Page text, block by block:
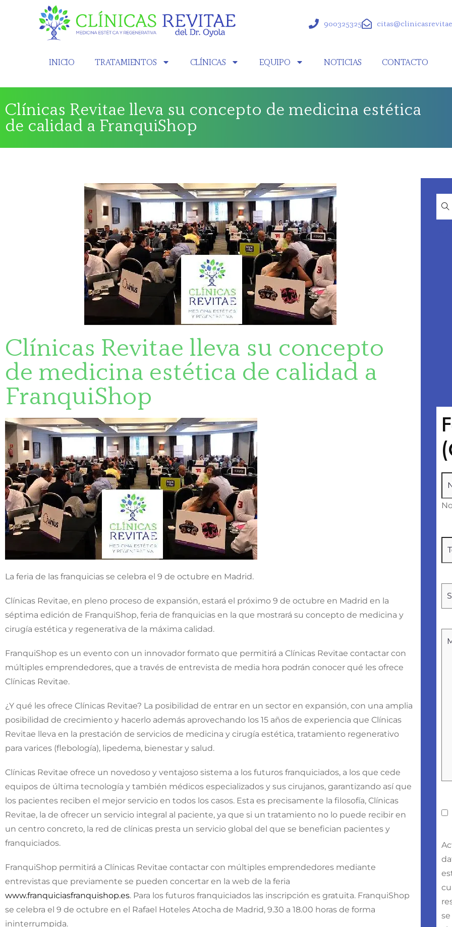
900325325
INICIO TRATAMIENTOS CLÍNICAS EQUIPO NOTICIAS CONTACTO
Clínicas Revitae lleva su concepto de medicina estética
de calidad a FranquiShop
Clínicas Revitae lleva su concepto
de medicina estética de calidad a
FranquiShop
La feria de las franquicias se celebra el 9 de octubre en Madrid.
Clínicas Revitae, en pleno proceso de expansión, estará el próximo 9 de octubre en Madrid en la
séptima edición de FranquiShop, feria de franquicias en la que mostrará su concepto de medicina y
cirugía estética y regenerativa de la máxima calidad.
FranquiShop es un evento con un innovador formato que permitirá a Clínicas Revitae contactar con
múltiples emprendedores, que a través de entrevista de media hora podrán conocer qué les ofrece
Clínicas Revitae.
¿Y qué les ofrece Clínicas Revitae? La posibilidad de entrar en un sector en expansión, con una amplia
posibilidad de crecimiento y hacerlo además aprovechando los 15 años de experiencia que Clínicas
Revitae lleva en la prestación de servicios de medicina y cirugía estética, tratamiento regenerativo
para varices (flebología), lipedema, bienestar y salud.
Clínicas Revitae ofrece un novedoso y ventajoso sistema a los futuros franquiciados, a los que cede
equipos de última tecnología y también médicos especializados y sus cirujanos, garantizando así que
los pacientes reciben el mejor servicio en todos los casos. Esta es precisamente la filosofía, Clínicas
Revitae, la de ofrecer un servicio integral al paciente, ya que si un tratamiento no lo puede recibir en
un centro concreto, la red de clínicas presta un servicio global del que se benefician pacientes y
franquiciados.
FranquiShop permitirá a Clínicas Revitae contactar con múltiples emprendedores mediante
entrevistas que previamente se pueden concertar en la web de la feria
www.franquiciasfranquishop.es. Para los futuros franquiciados las inscripción es gratuita. FranquiShop
se celebra el 9 de octubre en el Rafael Hoteles Atocha de Madrid, 9.30 a 18.00 horas de forma
ininterrumpida.